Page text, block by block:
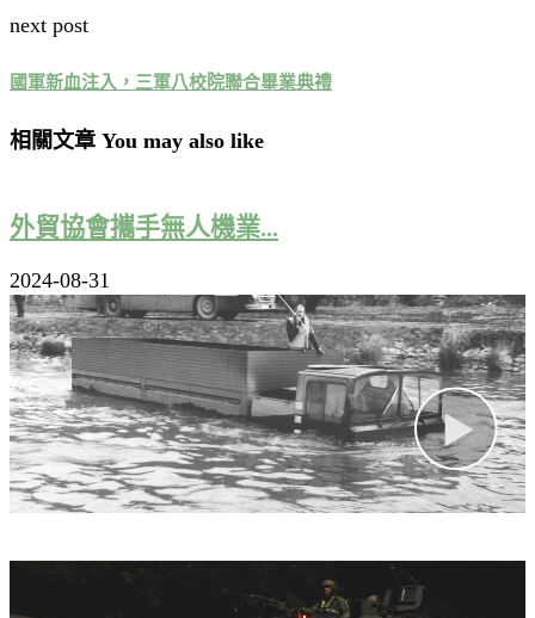
next post
國軍新血注入，三軍八校院聯合畢業典禮
相關文章 You may also like
外貿協會攜手無人機業...
2024-08-31